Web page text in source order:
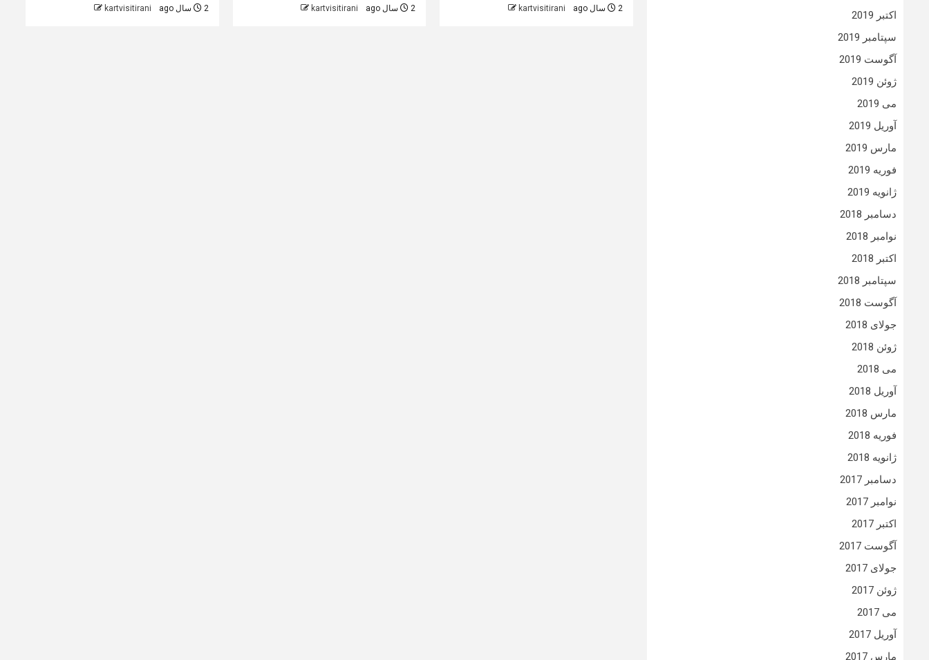
2 سال ago kartvisitirani 2 سال ago kartvisitirani 2 سال ago kartvisitirani
اکتبر 2019
سپتامبر 2019
آگوست 2019
ژوئن 2019
می 2019
آوریل 2019
مارس 2019
فوریه 2019
ژانویه 2019
دسامبر 2018
نوامبر 2018
اکتبر 2018
سپتامبر 2018
آگوست 2018
جولای 2018
ژوئن 2018
می 2018
آوریل 2018
مارس 2018
فوریه 2018
ژانویه 2018
دسامبر 2017
نوامبر 2017
اکتبر 2017
آگوست 2017
جولای 2017
ژوئن 2017
می 2017
آوریل 2017
مارس 2017